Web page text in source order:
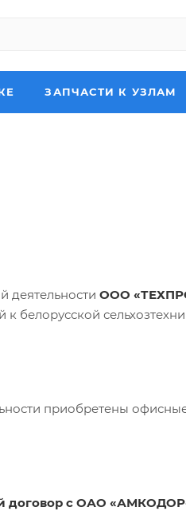
ЗАПЧАСТИ К УЗЛАМ
деятельности ООО
к белорусской
приобретены
договор с ОАО